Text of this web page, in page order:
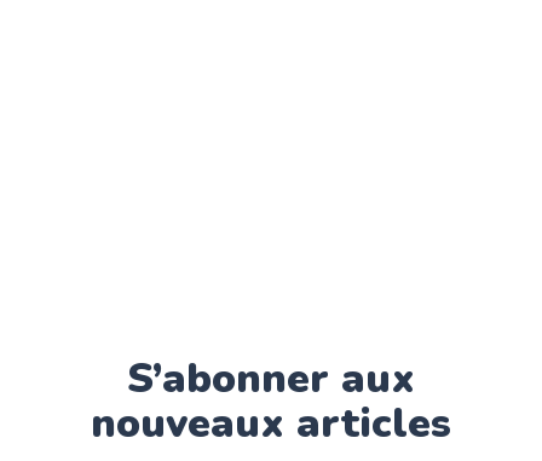
S’abonner aux
nouveaux articles